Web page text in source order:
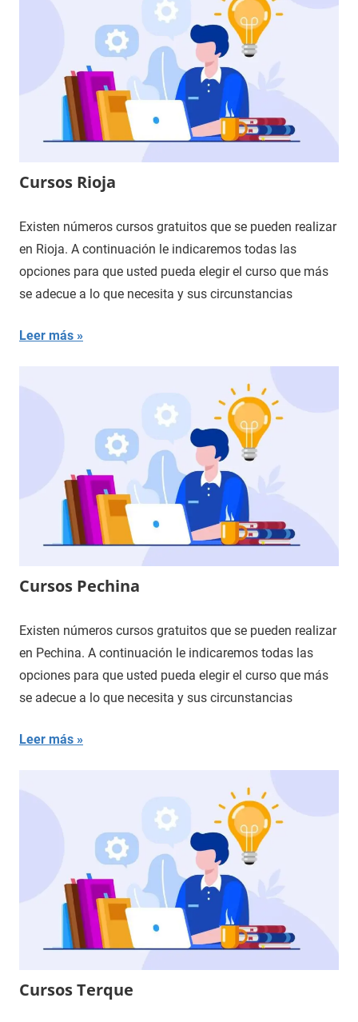
Cursos Rioja
Existen números cursos gratuitos que se pueden realizar
en Rioja. A continuación le indicaremos todas las
opciones para que usted pueda elegir el curso que más
se adecue a lo que necesita y sus circunstancias
Leer más
Cursos Pechina
Existen números cursos gratuitos que se pueden realizar
en Pechina. A continuación le indicaremos todas las
opciones para que usted pueda elegir el curso que más
se adecue a lo que necesita y sus circunstancias
Leer más
Cursos Terque